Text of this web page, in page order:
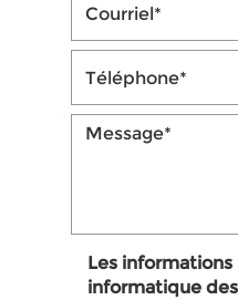
Les
informatique